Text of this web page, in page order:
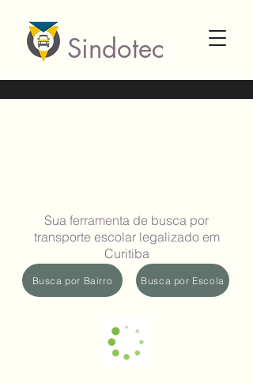
Sindotec
Sua ferramenta de busca por
transporte escolar legalizado em
Curitiba
Busca por Bairro Busca por Escola